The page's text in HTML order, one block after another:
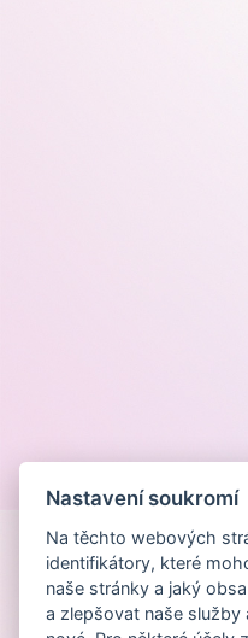
Nastavení soukromí
Na těchto webových
identifikátory, které
naše stránky a jaký
a zlepšovat naše služby